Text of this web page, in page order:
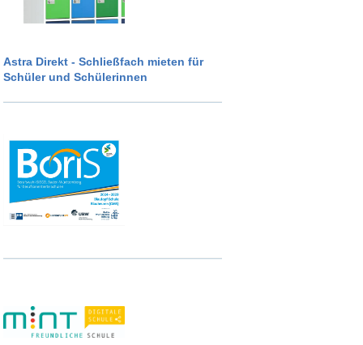
Astra Direkt - Schließfach mieten für
Schüler und Schülerinnen